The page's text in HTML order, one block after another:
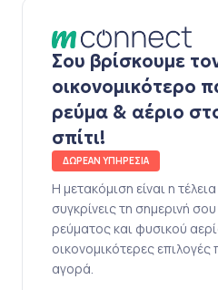
Σου βρίσκουμε
οικονομικότερο
ρεύμα & αέριο
σπίτι!
ΔΩΡΕΑΝ ΥΠΗΡΕΣΙΑ
Η μετακόμιση είναι η
συγκρίνεις τη σημερινή
ρεύματος και φυσικού
οικονομικότερες
αγορά.